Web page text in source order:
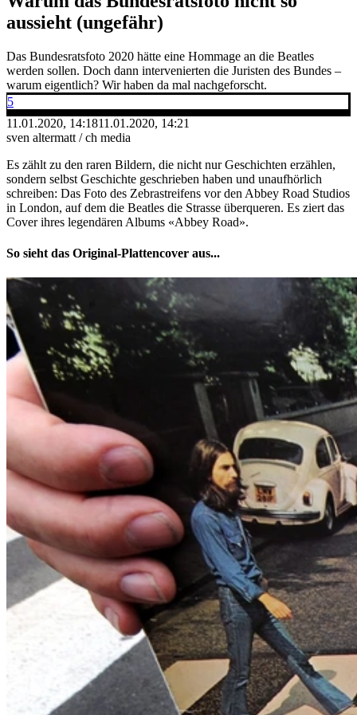
aussieht (ungefähr)
Das Bundesratsfoto 2020 hätte eine Hommage an die Beatles
werden sollen. Doch dann intervenierten die Juristen des Bundes –
warum eigentlich? Wir haben da mal nachgeforscht.
5
11.01.2020, 14:1811.01.2020, 14:21
sven altermatt / ch media
Es zählt zu den raren Bildern, die nicht nur Geschichten erzählen,
sondern selbst Geschichte geschrieben haben und unaufhörlich
schreiben: Das Foto des Zebrastreifens vor den Abbey Road Studios
in London, auf dem die Beatles die Strasse überqueren. Es ziert das
Cover ihres legendären Albums «Abbey Road».
So sieht das Original-Plattencover aus...